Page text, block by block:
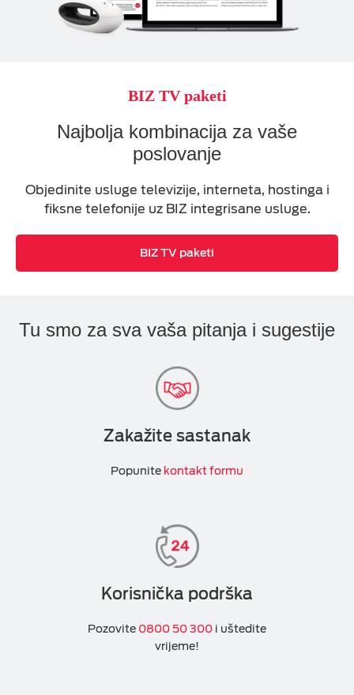
BIZ TV paketi
Najbolja kombinacija za vaše
poslovanje
Objedinite usluge televizije, interneta, hostinga i
fiksne telefonije uz BIZ integrisane usluge.
BIZ TV paketi
Tu smo za sva vaša pitanja i sugestije
Zakažite sastanak
Popunite kontakt formu
Korisnička podrška
Pozovite 0800 50 300 i uštedite
vrijeme!